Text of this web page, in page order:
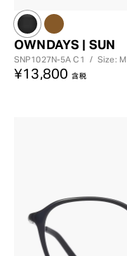
OWNDAYS | SUN
SNP1027N-5AC1 / Size: M
¥13,800 含税